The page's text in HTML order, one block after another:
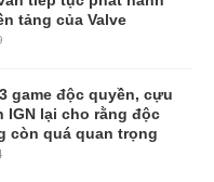
tảng của Valve
game độc quyền, cựu
IGN lại cho rằng độc
còn quá quan trọng